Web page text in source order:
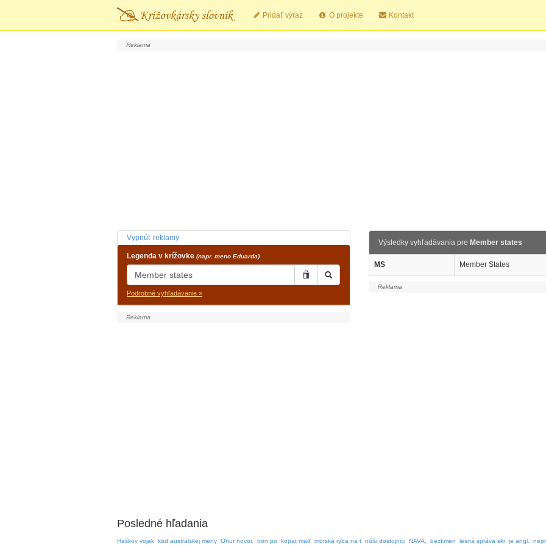
Pridať výraz O projekte Kontakt
Vypnúť reklamy
Legenda v krížovke (napr. meno Eduarda)
Podrobné vyhľadávanie »
Výsledky vyhľadávania pre Member states
MS Member States
Posledné hľadania
Haškov vojak kod australskej meny Ohur hovor. tron po kopat maď morská ryba na t nižši dostojnici NAVA, bezkmen lesná správa skr je angl.